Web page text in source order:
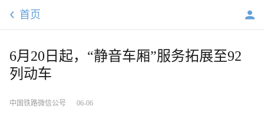
首页
6月20日起，“静音车厢”服务拓展至92
列动车
中国铁路微信公号 06-06